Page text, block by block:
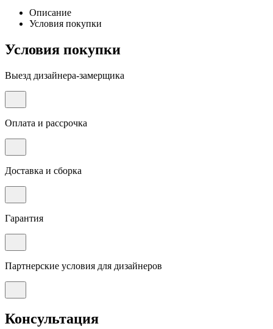
Описание
Условия покупки
Условия покупки
Выезд дизайнера-замерщика
Оплата и рассрочка
Доставка и сборка
Гарантия
Партнерские условия для дизайнеров
Консультация